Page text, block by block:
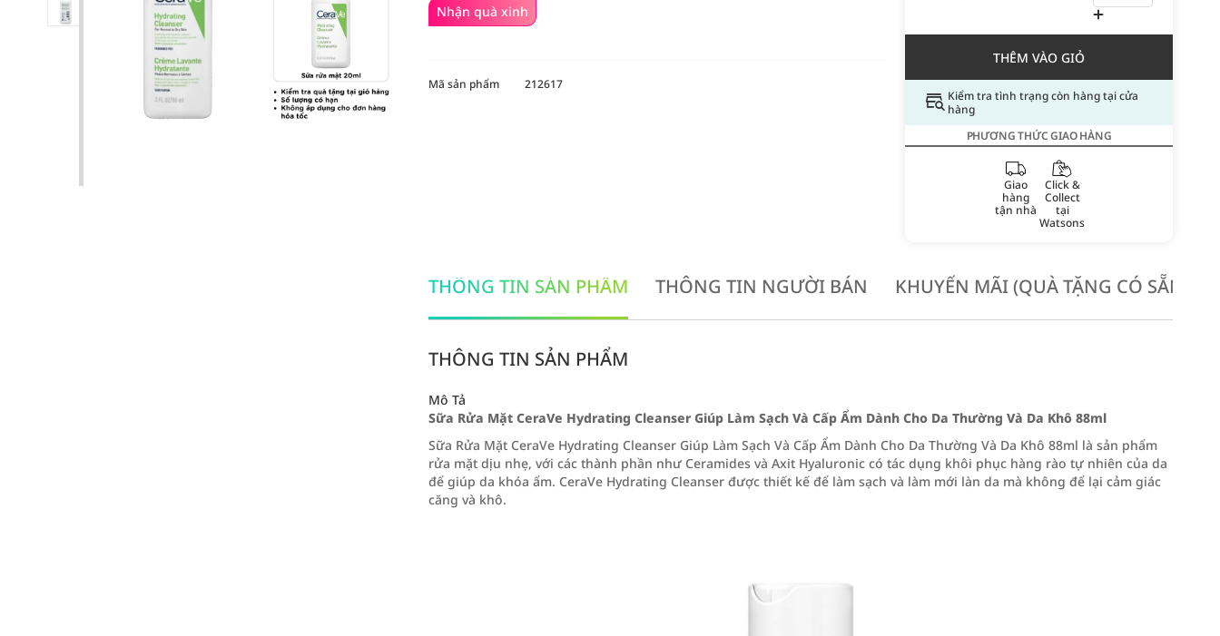
Nhận quà xinh
THÊM VÀO GIỎ
Kiểm tra tình trạng còn hàng tại cửa
hàng
PHƯƠNG THỨC GIAO HÀNG
Giao
hàng
tận nhà
Click &
Collect
tại
Watsons
Mã sản phẩm 212617
THÔNG TIN SẢN PHẨM THÔNG TIN NGƯỜI BÁN KHUYẾN MÃI (QUÀ TẶNG CÓ SẴN
THÔNG TIN SẢN PHẨM
Mô Tả
Sữa Rửa Mặt CeraVe Hydrating Cleanser Giúp Làm Sạch Và Cấp Ẩm Dành Cho Da Thường Và Da Khô 88ml
Sữa Rửa Mặt CeraVe Hydrating Cleanser Giúp Làm Sạch Và Cấp Ẩm Dành Cho Da Thường Và Da Khô 88ml là sản phẩm
rửa mặt dịu nhẹ, với các thành phần như Ceramides và Axit Hyaluronic có tác dụng khôi phục hàng rào tự nhiên của da
để giúp da khóa ẩm. CeraVe Hydrating Cleanser được thiết kế để làm sạch và làm mới làn da mà không để lại cảm giác
căng và khô.